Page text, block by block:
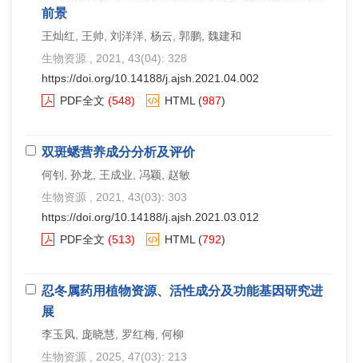
前景
王灿红, 王帅, 刘洋洋, 杨云, 郭鹏, 魏建和
生物资源
, 2021, 43(04): 328
https://doi.org/10.14188/j.ajsh.2021.04.002
PDF全文 (548) HTML (987)
双斑蟋营养成分分析及评价
何钊, 孙龙, 王成业, 冯颖, 赵敏
生物资源
, 2021, 43(03): 303
https://doi.org/10.14188/j.ajsh.2021.03.012
PDF全文 (513) HTML (792)
忍冬属药用植物资源、活性成分及功能基因研究进
展
李玉凤, 庞晓慧, 罗红梅, 何柳
生物资源
, 2025, 47(03): 213